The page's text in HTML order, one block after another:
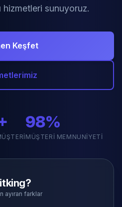
hizmetleri sunuyoruz.
Keşfet
98%
MÜŞTERI MEMNUNIYETI
ayıran farklar